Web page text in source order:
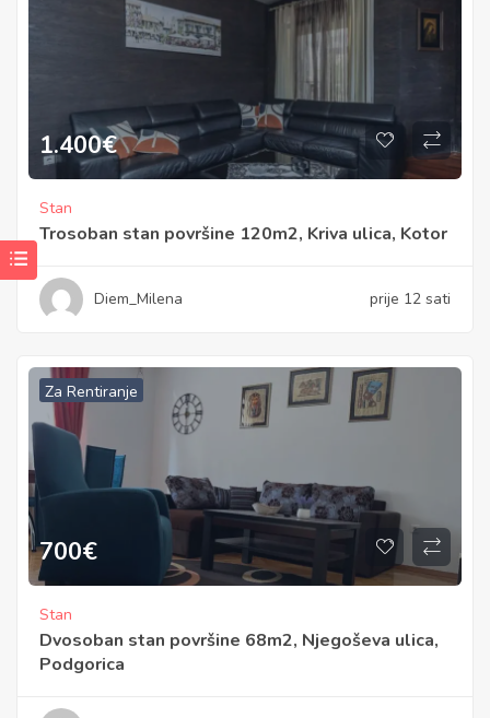
1.400€
Stan
Trosoban stan površine 120m2, Kriva ulica, Kotor
Diem_Milena prije 12 sati
Za Rentiranje
700€
Stan
Dvosoban stan površine 68m2, Njegoševa ulica,
Podgorica